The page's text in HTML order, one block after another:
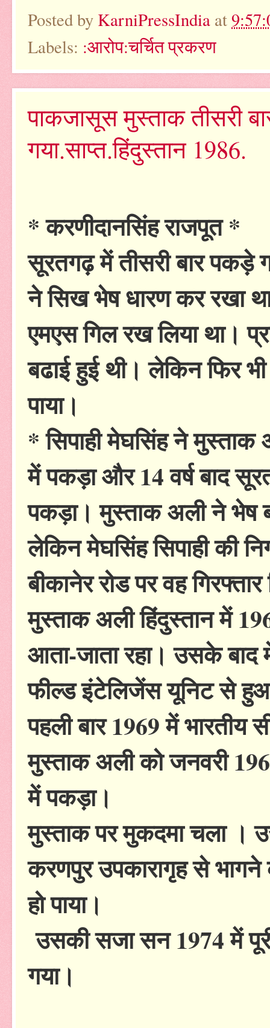
Posted by KarniPressIndia at
Labels: :आरोप:चर्चित प्रकरण
पाकजासूस मुस्ताक तीसरी
गया.साप्त.हिंदुस्तान 1986.
* करणीदानसिंह राजपूत *
सूरतगढ़ में तीसरी बार पकड़े
ने सिख भेष धारण कर रखा
एमएस गिल रख लिया था।
बढाई हुई थी। लेकिन फिर
पाया।
* सिपाही मेघसिंह ने
में पकड़ा और 14 वर्ष बाद
पकड़ा। मुस्ताक अली ने भेष
लेकिन मेघसिंह सिपाही की
बीकानेर रोड पर वह
मुस्ताक अली हिंदुस्तान में
आता-जाता रहा। उसके बाद
फील्ड इंटेलिजेंस यूनिट से
पहली बार 1969 में भारतीय
मुस्ताक अली को जनवरी
में पकड़ा।
मुस्ताक पर मुकदमा चला ।
करणपुर उपकारागृह से
हो पाया।
उसकी सजा सन 1974 में
गया।